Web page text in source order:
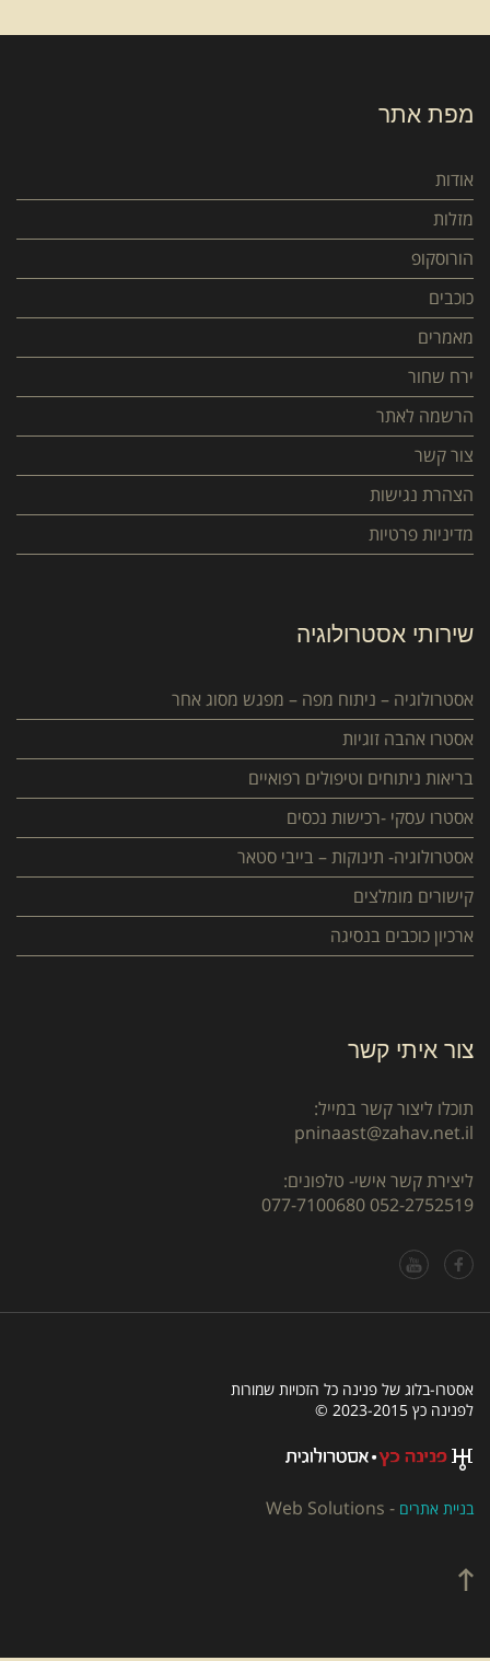
מפת אתר
אודות
מזלות
הורוסקופ
כוכבים
מאמרים
ירח שחור
הרשמה לאתר
צור קשר
הצהרת נגישות
מדיניות פרטיות
שירותי אסטרולוגיה
אסטרולוגיה – ניתוח מפה – מפגש מסוג אחר
אסטרו אהבה זוגיות
בריאות ניתוחים וטיפולים רפואיים
אסטרו עסקי -רכישות נכסים
אסטרולוגיה- תינוקות – בייבי סטאר
קישורים מומלצים
ארכיון כוכבים בנסיגה
צור איתי קשר
תוכלו ליצור קשר במייל:
pninaast@zahav.net.il
ליצירת קשר אישי- טלפונים:
052-2752519
077-7100680
אסטרו-בלוג של פנינה כל הזכויות שמורות
לפנינה כץ 2023-2015 ©
בניית אתרים -
Web Solutions